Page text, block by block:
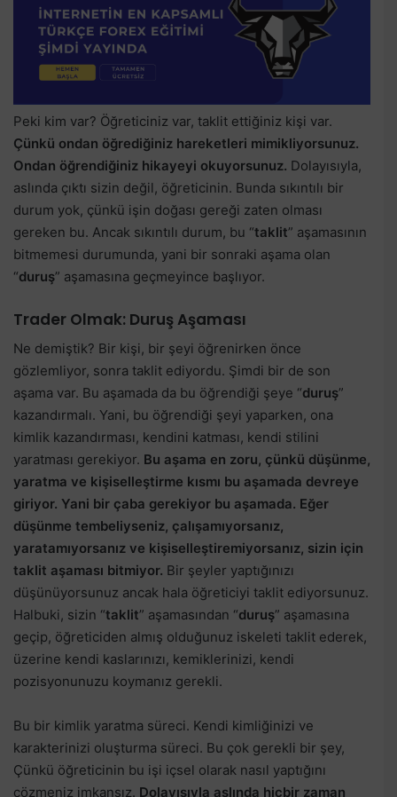
Peki kim var? Öğreticiniz var, taklit ettiğiniz kişi var.
Çünkü ondan öğrediğiniz hareketleri mimikliyorsunuz.
Ondan öğrendiğiniz hikayeyi okuyorsunuz. Dolayısıyla,
aslında çıktı sizin değil, öğreticinin. Bunda sıkıntılı bir
durum yok, çünkü işin doğası gereği zaten olması
gereken bu. Ancak sıkıntılı durum, bu “taklit” aşamasının
bitmemesi durumunda, yani bir sonraki aşama olan
“duruş” aşamasına geçmeyince başlıyor.
Trader Olmak: Duruş Aşaması
Ne demiştik? Bir kişi, bir şeyi öğrenirken önce
gözlemliyor, sonra taklit ediyordu. Şimdi bir de son
aşama var. Bu aşamada da bu öğrendiği şeye “duruş”
kazandırmalı. Yani, bu öğrendiği şeyi yaparken, ona
kimlik kazandırması, kendini katması, kendi stilini
yaratması gerekiyor. Bu aşama en zoru, çünkü düşünme,
yaratma ve kişiselleştirme kısmı bu aşamada devreye
giriyor. Yani bir çaba gerekiyor bu aşamada. Eğer
düşünme tembeliyseniz, çalışamıyorsanız,
yaratamıyorsanız ve kişiselleştiremiyorsanız, sizin için
taklit aşaması bitmiyor. Bir şeyler yaptığınızı
düşünüyorsunuz ancak hala öğreticiyi taklit ediyorsunuz.
Halbuki, sizin “taklit” aşamasından “duruş” aşamasına
geçip, öğreticiden almış olduğunuz iskeleti taklit ederek,
üzerine kendi kaslarınızı, kemiklerinizi, kendi
pozisyonunuzu koymanız gerekli.
Bu bir kimlik yaratma süreci. Kendi kimliğinizi ve
karakterinizi oluşturma süreci. Bu çok gerekli bir şey,
Çünkü öğreticinin bu işi içsel olarak nasıl yaptığını
çözmeniz imkansız. Dolayısıyla aslında hiçbir zaman